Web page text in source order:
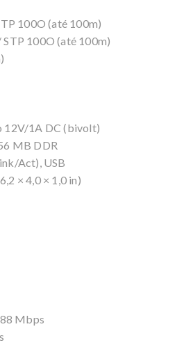
100O (até 100m)
100O (até 100m)
12V/1A DC (bivolt)
MB DDR
Act), USB
× 4,0 × 1,0 in)
Mbps